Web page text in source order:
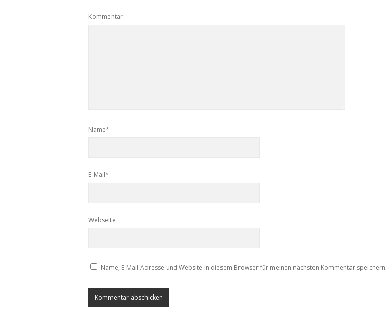
Kommentar
Name*
E-Mail*
Webseite
Name, E-Mail-Adresse und Website in diesem Browser für meinen nächsten Kommentar speichern.